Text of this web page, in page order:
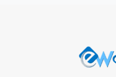
vontade, mesmo
solicitar o
em contato pelo e-